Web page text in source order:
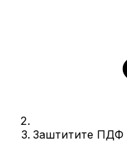
Заштитите ПДФ